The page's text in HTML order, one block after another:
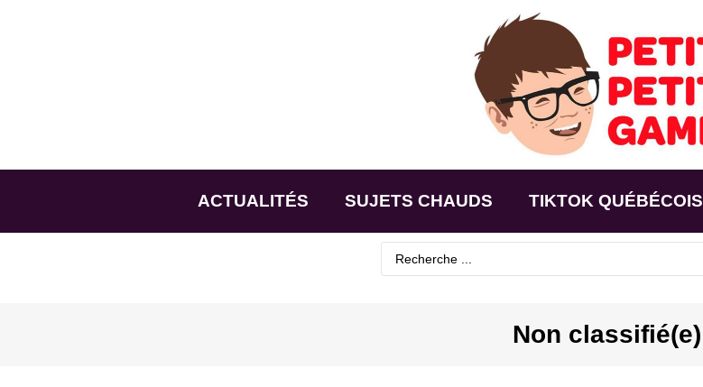
ACTUALITÉS SUJETS CHAUDS TIKTOK QUÉBÉCOIS
Non classifié(e)